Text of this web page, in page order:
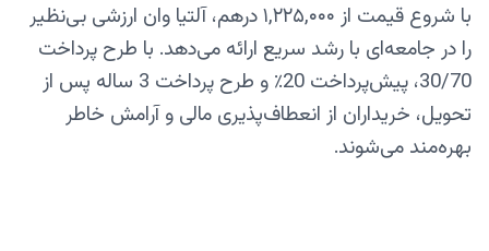
با شروع قیمت از ۱,۲۲۵,۰۰۰ درهم، آلتیا وان ارزشی بی‌نظیر
را در جامعه‌ای با رشد سریع ارائه می‌دهد. با طرح پرداخت
30/70، پیش‌پرداخت 20٪ و طرح پرداخت 3 ساله پس از
تحویل، خریداران از انعطاف‌پذیری مالی و آرامش خاطر
بهره‌مند می‌شوند.